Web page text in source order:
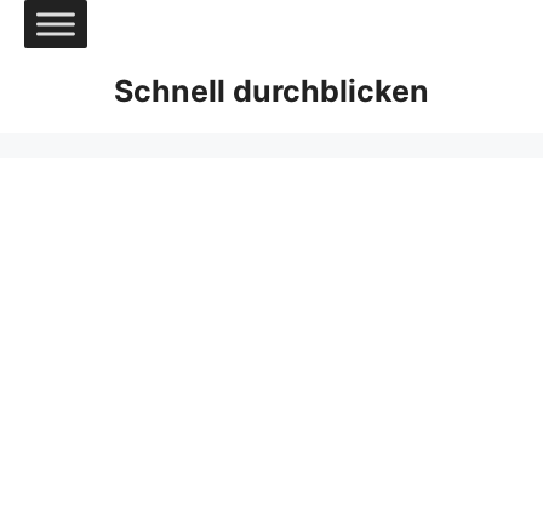
Zum
Inhalt
Schnell durchblicken